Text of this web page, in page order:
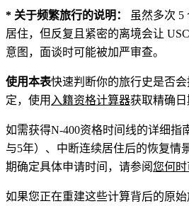
* 关于频繁旅行的说明：
虽然多次 5
居住，但反复且紧密的离境会让
意图，面谈时可能被加严审查。
使用本表快速判断你的旅行史是否
定，使用 入籍资格计算器获取精确日
如需获得N-400资格时间线的详细指
与5年）、中断连续居住后的恢复情
期确定具体申请时间，请参阅您何
如果您正在重建这些计算背后的原